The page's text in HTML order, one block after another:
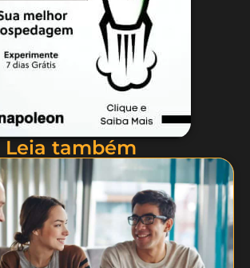
Leia também